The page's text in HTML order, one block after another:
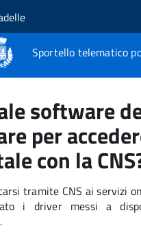
principale
navigation
Sportello telematico
software
per
con la
tramite CNS ai servizi
i driver messi a
.